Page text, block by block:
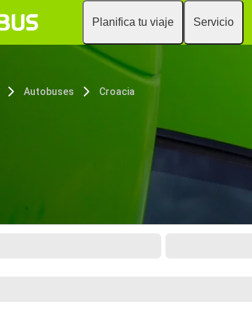
Planifica tu viaje Servicio
Autobuses Croacia